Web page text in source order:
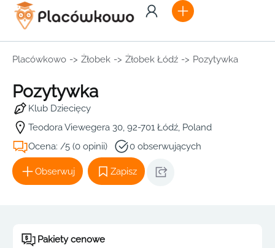
Placówkowo -> Żłobek -> Żłobek Łódź -> Pozytywka
Pozytywka
Klub Dziecięcy
Teodora Viewegera 30, 92-701 Łódź, Poland
Ocena: /5 (0 opinii)
0 obserwujących
Obserwuj Zapisz
Pakiety cenowe